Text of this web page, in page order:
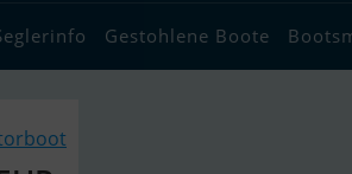
Gestohlene Boote